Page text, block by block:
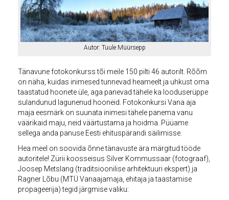
Autor: Tuule Müürsepp
Tänavune fotokonkurss tõi meile 150 pilti 46 autorilt. Rõõm
on näha, kuidas inimesed tunnevad heameelt ja uhkust oma
taastatud hoonete üle, aga panevad tähele ka looduserüppe
sulandunud lagunenud hooneid. Fotokonkursi Vana aja
maja eesmärk on suunata inimesi tähele panema vanu
väärikaid maju, neid väärtustama ja hoidma. Püüame
sellega anda panuse Eesti ehituspärandi säilimisse.
Hea meel on soovida õnne tänavuste ära märgitud tööde
autoritele! Zürii koosseisus Silver Kommussaar (fotograaf),
Joosep Metslang (traditsioonilise arhitektuuri ekspert) ja
Ragner Lõbu (MTÜ Vanaajamaja, ehitaja ja taastamise
propageerija) tegid järgmise valiku: